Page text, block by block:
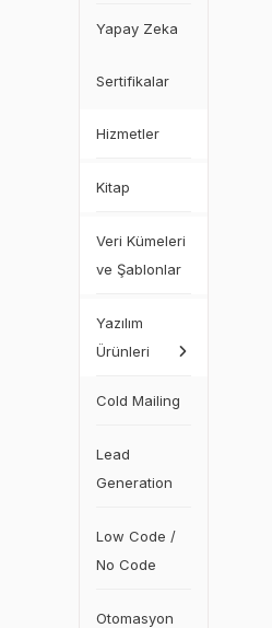
Yapay Zeka
Sertifikalar
Hizmetler
Kitap
Veri Kümeleri
ve Şablonlar
Yazılım
Ürünleri
Cold Mailing
Lead
Generation
Low Code /
No Code
Otomasyon